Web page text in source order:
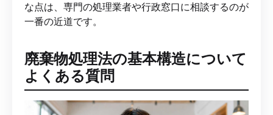
な点は、専門の処理業者や行政窓口に相談するのが
一番の近道です。
廃棄物処理法の基本構造について
よくある質問